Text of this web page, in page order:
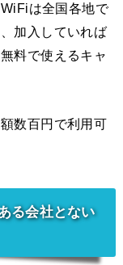
は全国各地で
加入していれば
料で使えるキャ
数百円で利用可
る会社とない